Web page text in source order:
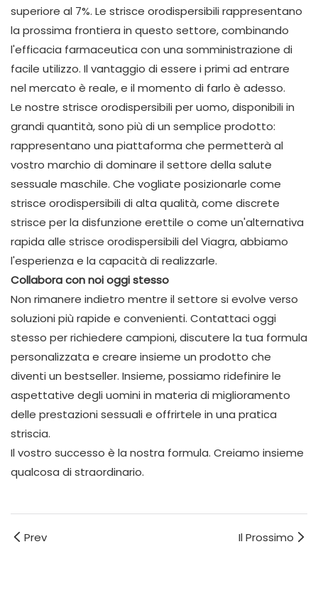
superiore al 7%. Le strisce orodispersibili rappresentano
la prossima frontiera in questo settore, combinando
l'efficacia farmaceutica con una somministrazione di
facile utilizzo. Il vantaggio di essere i primi ad entrare
nel mercato è reale, e il momento di farlo è adesso.
Le nostre strisce orodispersibili per uomo, disponibili in
grandi quantità, sono più di un semplice prodotto:
rappresentano una piattaforma che permetterà al
vostro marchio di dominare il settore della salute
sessuale maschile. Che vogliate posizionarle come
strisce orodispersibili di alta qualità, come discrete
strisce per la disfunzione erettile o come un'alternativa
rapida alle strisce orodispersibili del Viagra, abbiamo
l'esperienza e la capacità di realizzarle.
Collabora con noi oggi stesso
Non rimanere indietro mentre il settore si evolve verso
soluzioni più rapide e convenienti. Contattaci oggi
stesso per richiedere campioni, discutere la tua formula
personalizzata e creare insieme un prodotto che
diventi un bestseller. Insieme, possiamo ridefinire le
aspettative degli uomini in materia di miglioramento
delle prestazioni sessuali e offrirtele in una pratica
striscia.
Il vostro successo è la nostra formula. Creiamo insieme
qualcosa di straordinario.
Prev Il Prossimo